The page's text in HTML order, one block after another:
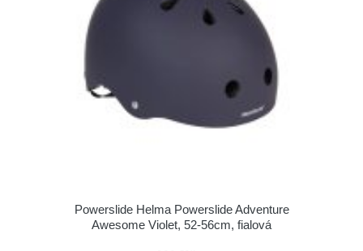
Powerslide Helma Powerslide Adventure
Awesome Violet, 52-56cm, fialová